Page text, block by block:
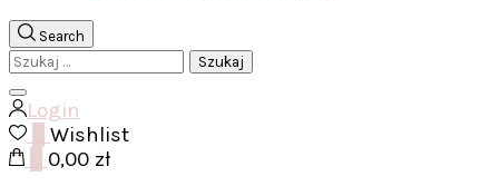
Search
Szukaj:
Login
Wishlist
0,00 zł